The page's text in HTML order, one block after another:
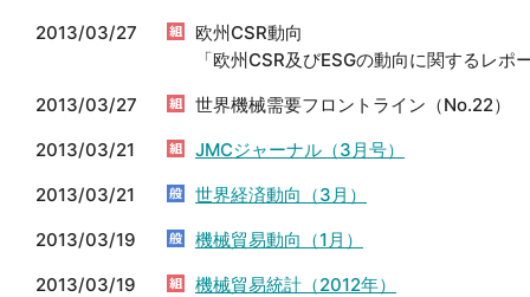
2013/03/27
欧州CSR動向
「欧州CSR及びESGの動向に関するレ
2013/03/27
世界機械需要フロントライン（No.22）
2013/03/21
JMCジャーナル（3月号）
2013/03/21
世界経済動向（3月）
2013/03/19
機械貿易動向（1月）
2013/03/19
機械貿易統計（2012年）